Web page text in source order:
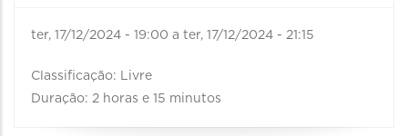
ter, 17/12/2024 - 19:00 a ter, 17/12/2024 - 21:15
Classificação: Livre
Duração: 2 horas e 15 minutos